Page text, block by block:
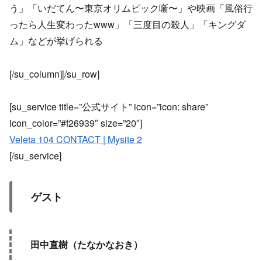
う」「いだてん〜東京オリムピック噺〜」や映画「風俗行
ったら人生変わったwww」「三度目の殺人」「キングダ
ム」などが挙げられる
[/su_column][/su_row]
[su_service title=”公式サイト” icon=”icon: share”
icon_color=”#f26939″ size=”20″]
Veleta 104 CONTACT | Mysite 2
[/su_service]
ゲスト
田中直樹（たなかなおき）